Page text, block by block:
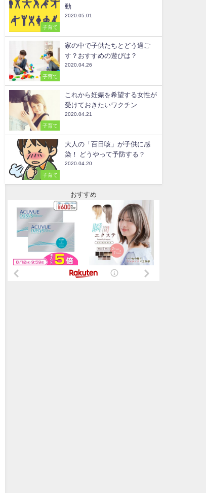
子育て
動
2020.05.01
子育て
家の中で子供たちとどう過ご
す？おすすめの遊びは？
2020.04.26
子育て
これから妊娠を希望する女性が
受けておきたいワクチン
2020.04.21
子育て
大人の「百日咳」が子供に感
染！ どうやって予防する？
2020.04.20
おすすめ